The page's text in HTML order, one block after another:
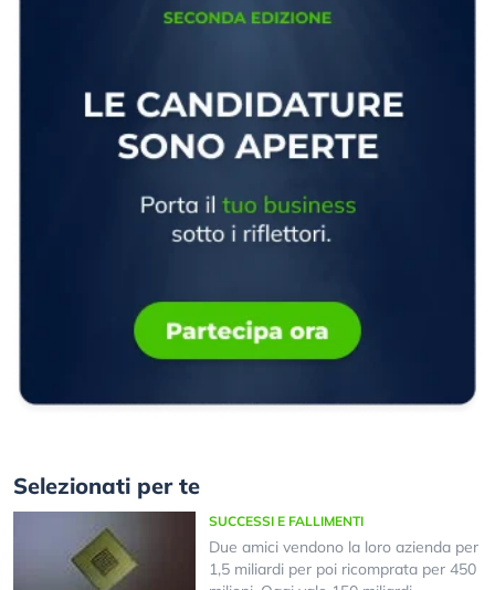
Selezionati per te
SUCCESSI E FALLIMENTI
Due amici vendono la loro azienda per
1,5 miliardi per poi ricomprata per 450